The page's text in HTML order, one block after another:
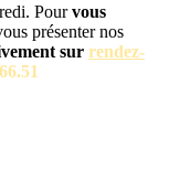
Pourvous
présenter nos
sur rendez-